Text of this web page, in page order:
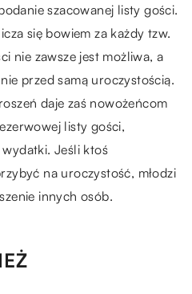
szacowanej listy gości.
się bowiem za każdy tzw.
nie zawsze jest możliwa, a
przed samą uroczystością.
daje zaś nowożeńcom
listy gości,
Jeśli ktoś
na uroczystość, młodzi
innych osób.